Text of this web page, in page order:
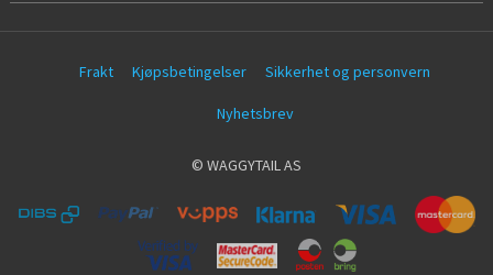
Frakt Kjøpsbetingelser Sikkerhet og personvern
Nyhetsbrev
© WAGGYTAIL AS